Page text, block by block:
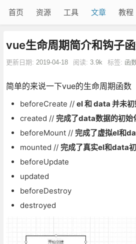
首页 资源 工具 文章 教程
vue生命周期简介和钩子
更新日期: 2019-04-18 阅读: 3.9k 标签: 函
简单的来说一下vue的生命周期函数
beforeCreate // el 和 data 并未初
created // 完成了data数据的初始
beforeMount // 完成了虚拟el和
mounted // 完成了真实el和data
beforeUpdate
updated
beforeDestroy
destroyed